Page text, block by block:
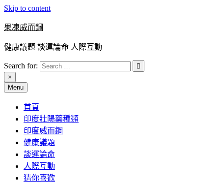
Skip to content
果凍威而鋼
健康議題 談運論命 人際互動
Search for:
×
Menu
首頁
印度壯陽藥種類
印度威而鋼
健康議題
談運論命
人際互動
猜你喜歡